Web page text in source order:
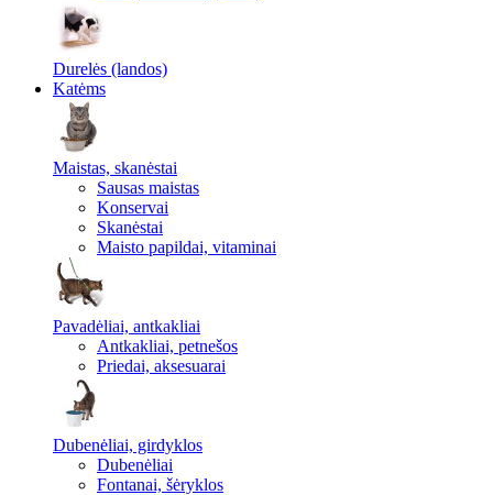
Durelės (landos)
Katėms
Maistas, skanėstai
Sausas maistas
Konservai
Skanėstai
Maisto papildai, vitaminai
Pavadėliai, antkakliai
Antkakliai, petnešos
Priedai, aksesuarai
Dubenėliai, girdyklos
Dubenėliai
Fontanai, šėryklos